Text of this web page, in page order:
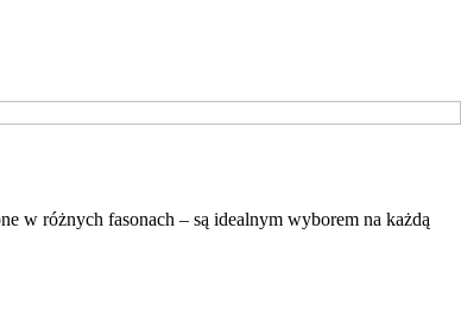
w różnych fasonach – są idealnym wyborem na każdą